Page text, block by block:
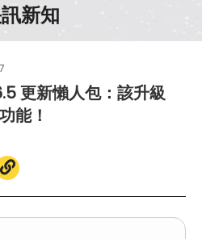
新知
更新懶人包：該升級
能！